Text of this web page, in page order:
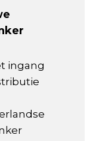
ingang